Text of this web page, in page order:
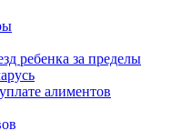
ребенка за пределы
алиментов